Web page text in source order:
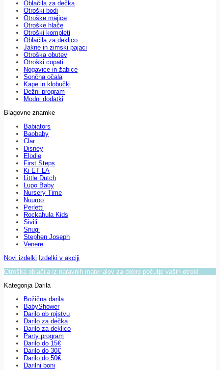
Oblačila za dečka
Otroški bodi
Otroške majice
Otroške hlače
Otroški kompleti
Oblačila za deklico
Jakne in zimski pajaci
Otroška obutev
Otroški copati
Nogavice in žabice
Sončna očala
Kape in klobučki
Dežni program
Modni dodatki
Blagovne znamke
Babiators
Baobaby
Clar
Disney
Elodie
First Steps
Ki ET LA
Little Dutch
Lupo Baby
Nursery Time
Nuuroo
Perletti
Rockahula Kids
Sivili
Snugi
Stephen Joseph
Venere
Novi izdelki Izdelki v akciji
Otroška oblačila iz naravnih materialov za dobro počutje vaših otrok!
Kategorija Darila
Božična darila
BabyShower
Darilo ob rojstvu
Darilo za dečka
Darilo za deklico
Party program
Darilo do 15€
Darilo do 30€
Darilo do 50€
Darilni boni